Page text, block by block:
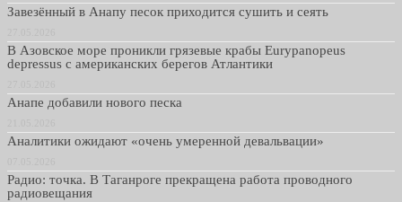
Завезённый в Анапу песок приходится сушить и сеять
В Азовское море проникли грязевые крабы Eurypanopeus
depressus с американских берегов Атлантики
Анапе добавили нового песка
Аналитики ожидают «очень умеренной девальвации»
Радио: точка. В Таганроге прекращена работа проводного
радиовещания